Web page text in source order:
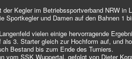
Kegler im Betriebssportverband NRW in
Sportkegler und Damen auf den Bahnen 1
vielen einige hervorragende
3. Starter gleich zur Hochform auf, und
Bestand bis zum Ende des Turniers.
vom SSK Wuppertal, gefolgt von Dieter